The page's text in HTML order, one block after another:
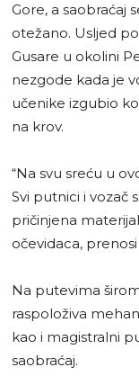
Gore, a saobraćaj
otežano. Usljed
Gusare u okolini
nezgode kada je
učenike izgubio
na krov.
“Na svu sreću u
Svi putnici i vozač
pričinjena
očevidaca, prenosi
Na putevima
raspoloživa
kao i magistralni
saobraćaj.